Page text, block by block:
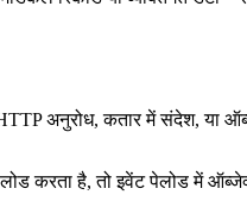
अनुरोध, कतार में संदेश, या
करता है, तो इवेंट पेलोड में